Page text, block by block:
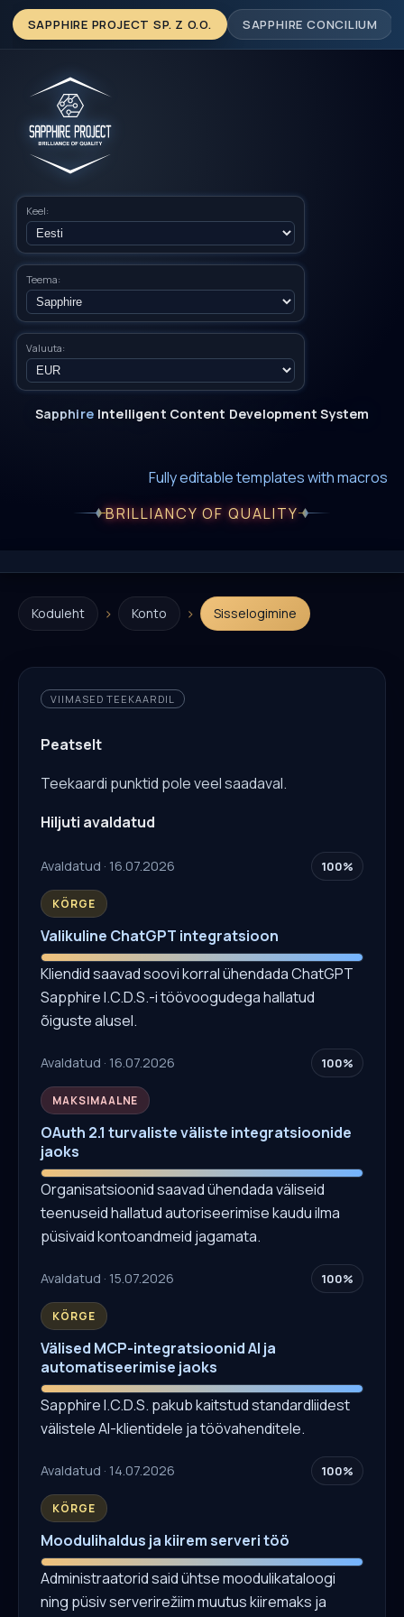
SAPPHIRE PROJECT SP. Z O.O. SAPPHIRE CONCILIUM
Keel:
Teema:
Valuuta:
Sapphire Intelligent Content Development System
Fully editable templates with macros
BRILLIANCY OF QUALITY
Koduleht › Konto › Sisselogimine
VIIMASED TEEKAARDIL
Peatselt
Teekaardi punktid pole veel saadaval.
Hiljuti avaldatud
Avaldatud · 16.07.2026 100%
KÕRGE
Valikuline ChatGPT integratsioon
Kliendid saavad soovi korral ühendada ChatGPT
Sapphire I.C.D.S.-i töövoogudega hallatud
õiguste alusel.
Avaldatud · 16.07.2026 100%
MAKSIMAALNE
OAuth 2.1 turvaliste väliste integratsioonide
jaoks
Organisatsioonid saavad ühendada väliseid
teenuseid hallatud autoriseerimise kaudu ilma
püsivaid kontoandmeid jagamata.
Avaldatud · 15.07.2026 100%
KÕRGE
Välised MCP-integratsioonid AI ja
automatiseerimise jaoks
Sapphire I.C.D.S. pakub kaitstud standardliidest
välistele AI-klientidele ja töövahenditele.
Avaldatud · 14.07.2026 100%
KÕRGE
Moodulihaldus ja kiirem serveri töö
Administraatorid said ühtse moodulikataloogi
ning püsiv serverirežiim muutus kiiremaks ja